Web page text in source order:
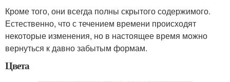
Кроме того, они всегда полны скрытого содержимого.
Естественно, что с течением времени происходят
некоторые изменения, но в настоящее время можно
вернуться к давно забытым формам.
Цвета